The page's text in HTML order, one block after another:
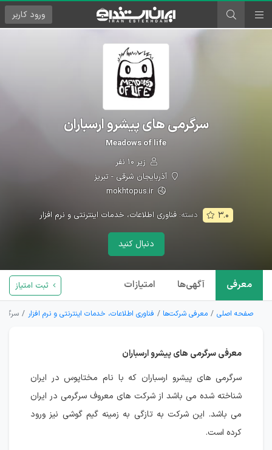
ورود کاربر
سرگرمی های پیشرو ارسباران
Meadows of life
زیر ۱۰ نفر
آذربایجان شرقی - تبریز
mokhtopus.ir
۳.۰ دسته:فناوری اطلاعات، خدمات اینترنتی و نرم افزار
دنبال کنید
معرفی آگهی‌ها امتیازات ثبت امتیاز
صفحه اصلی معرفی شرکت‌ها فناوری اطلاعات، خدمات اینترنتی و نرم افزار
معرفی سرگرمی های پیشرو ارسباران
سرگرمی های پیشرو ارسباران که با نام مختاپوس در ایران
شناخته شده می باشد از شرکت های معروف سرگرمی در ایران
می باشد. این شرکت به تازگی به زمینه گیم گوشی نیز ورود
کرده است.